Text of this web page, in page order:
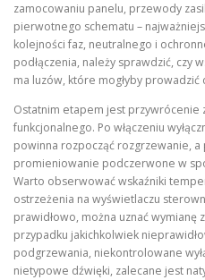
zamocowaniu panelu, przewody
pierwotnego schematu –
kolejności faz, neutralnego i
podłączenia, należy sprawdzić, czy
ma luzów, które mogłyby
Ostatnim etapem jest
funkcjonalnego. Po włączeniu
powinna rozpocząć rozgrzewanie,
promieniowanie podczerwone w
Warto obserwować wskaźniki
ostrzeżenia na wyświetlaczu
prawidłowo, można uznać wymianę
przypadku jakichkolwiek
podgrzewania, niekontrolowane
nietypowe dźwięki, zalecane jest